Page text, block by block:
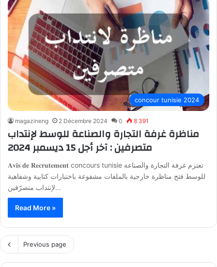
concour tunisie 2024
magazineng 2 Décembre 2024 0 8 391
مناظرة غرفة التجارة والصناعة للوسط لإنتداب
متصرفين : آخر أجل 15 ديسمبر 2024
𝐀𝐯𝐢𝐬 𝐝𝐞 𝐑𝐞𝐜𝐫𝐮𝐭𝐞𝐦𝐞𝐧𝐭 concours tunisie تعتزم غرفة التجارة والصناعة
للوسط فتح مناظرة خارجية بالملفات مشفوعة باختبارات كتابية وشفاهية
لإنتداب متصرّفين…
Read More »
Previous page